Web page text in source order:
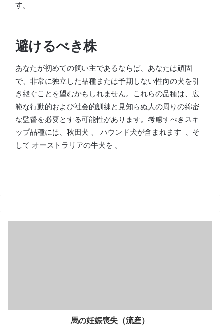
す。
避けるべき株
あなたが初めての飼い主であるならば、あなたは頑固
で、非常に独立した品種または予期しない性向の犬を引
き継ぐことを望むかもしれません。これらの品種は、広
範な行動的および社会的訓練と見知らぬ人の周りの綿密
な監督を必要とする可能性があります。考慮すべきスキ
ップ品種には、 秋田犬 ハウンド犬が含まれます
、そ
して オーストラリアの牛犬を 。
馬の妊娠喪失（流産）